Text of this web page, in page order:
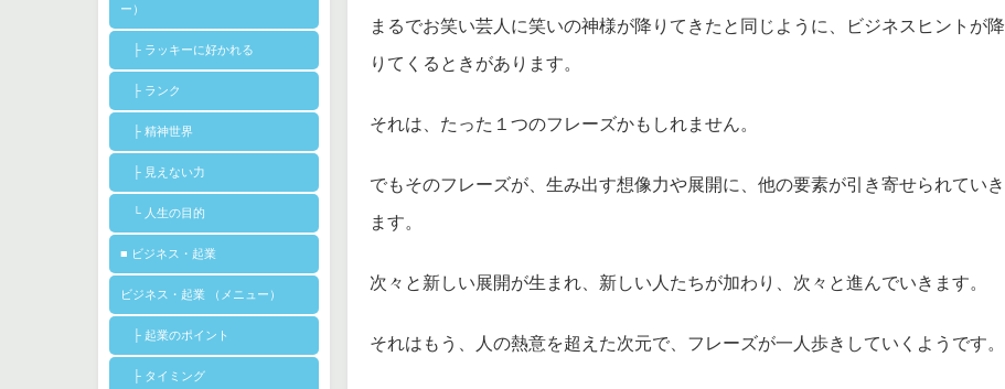
ー）
├ ラッキーに好かれる
├ ランク
├ 精神世界
├ 見えない力
└ 人生の目的
■ ビジネス・起業
ビジネス・起業 （メニュー）
├ 起業のポイント
├ タイミング
まるでお笑い芸人に笑いの神様が降りてきたと同じように、ビジネスヒントが降
りてくるときがあります。
それは、たった１つのフレーズかもしれません。
でもそのフレーズが、生み出す想像力や展開に、他の要素が引き寄せられていき
ます。
次々と新しい展開が生まれ、新しい人たちが加わり、次々と進んでいきます。
それはもう、人の熱意を超えた次元で、フレーズが一人歩きしていくようです。